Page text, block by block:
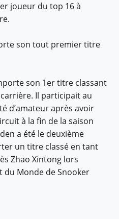
joueur du top 16 à
son tout premier titre
son 1er titre classant
Il participait au
d’amateur après avoir
à la fin de la saison
a été le deuxième
un titre classé en tant
Zhao Xintong lors
du Monde de Snooker